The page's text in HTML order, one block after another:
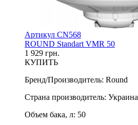
Артикул CN568
ROUND Standart VMR 50
1 929 грн.
КУПИТЬ
Бренд/Производитель: Round
Страна производитель: Украина
Объем бака, л: 50